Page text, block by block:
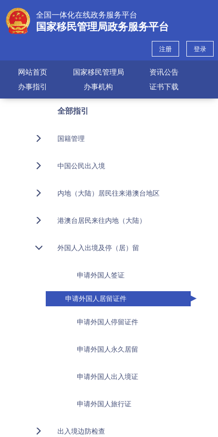
全国一体化在线政务服务平台
国家移民管理局政务服务平台
注册 登录
网站首页 国家移民管理局
资讯公告
办事指引
办事机构 证书下载
全部指引
国籍管理
中国公民出入境
内地（大陆）居民往来港澳台地区
港澳台居民来往内地（大陆）
外国人入出境及停（居）留
申请外国人签证
申请外国人居留证件
申请外国人停留证件
申请外国人永久居留
申请外国人出入境证
申请外国人旅行证
出入境边防检查